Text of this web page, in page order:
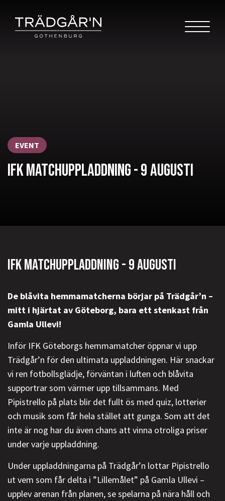
EVENT
IFK MATCHUPPLADDNING - 9 AUGUSTI
IFK MATCHUPPLADDNING - 9 AUGUSTI
De blåvita hemmamatcherna börjar på Trädgår’n –
mitt i hjärtat av Göteborg, bara ett stenkast från
Gamla Ullevi!
Inför IFK Göteborgs hemmamatcher öppnar vi upp
Trädgår’n för den ultimata uppladdningen. Här snackar
vi ren fotbollsglädje, förväntan i luften och blåvita
supportrar som värmer upp tillsammans. Med
Pipistrello på plats blir det fullt ös med quiz, lotterier
och musik som får hela stället att gunga. Som att det
inte är nog har du även chans att vinna otroliga priser
under varje uppladdning.
Under uppladdningarna på Trädgår’n lottar Pipistrello
ut vem som får delta i ”Lillemålet” på Gamla Ullevi –
upplev arenan från planen, se spelarna på nära håll och